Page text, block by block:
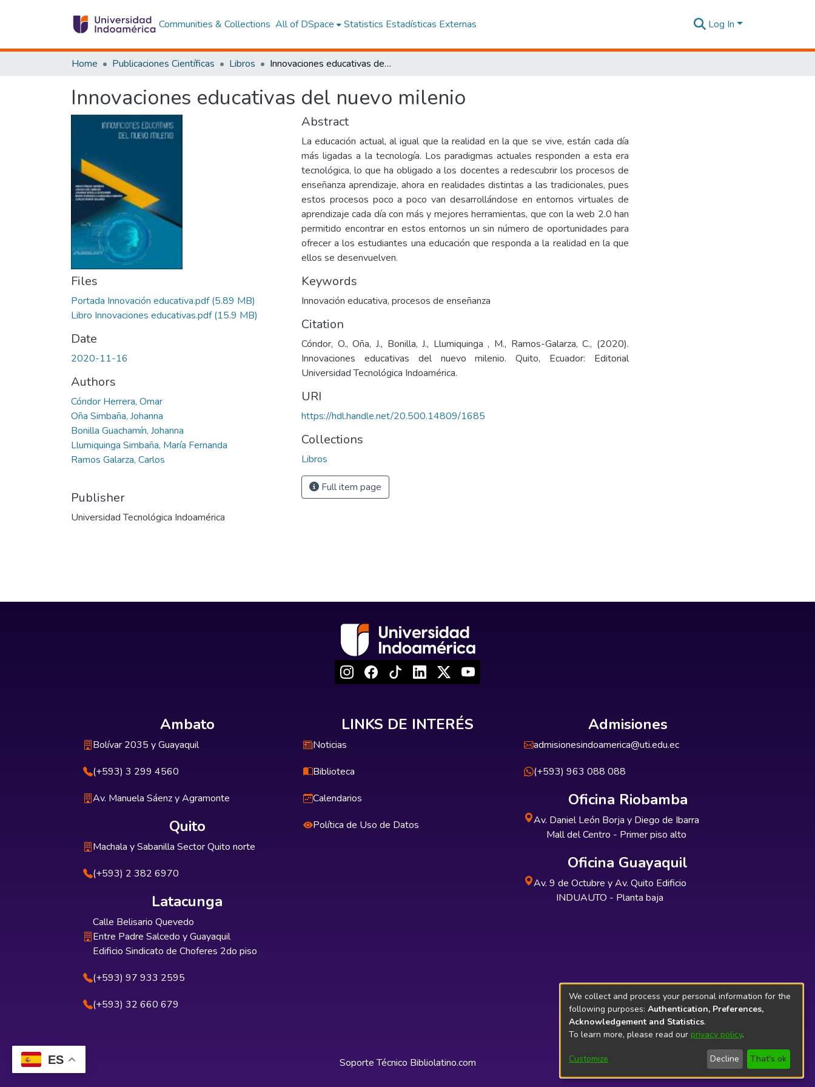
ES
Communities & Collections All of DSpace Statistics Estadísticas Externas Log In
Home Publicaciones Científicas Libros Innovaciones educativas del nuevo milenio
Innovaciones educativas del nuevo milenio
Files
Portada Innovación educativa.pdf(5.89 MB)
Libro Innovaciones educativas.pdf(15.9 MB)
Date
2020-11-16
Authors
Cóndor Herrera, Omar
Oña Simbaña, Johanna
Bonilla Guachamín, Johanna
Llumiquinga Simbaña, María Fernanda
Ramos Galarza, Carlos
Publisher
Universidad Tecnológica Indoamérica
Abstract
La educación actual, al igual que la realidad en la que se vive, están cada día
más ligadas a la tecnología. Los paradigmas actuales responden a esta era
tecnológica, lo que ha obligado a los docentes a redescubrir los procesos de
enseñanza aprendizaje, ahora en realidades distintas a las tradicionales, pues
estos procesos poco a poco van desarrollándose en entornos virtuales de
aprendizaje cada día con más y mejores herramientas, que con la web 2.0 han
permitido encontrar en estos entornos un sin número de oportunidades para
ofrecer a los estudiantes una educación que responda a la realidad en la que
ellos se desenvuelven.
Keywords
Innovación educativa, procesos de enseñanza
Citation
Cóndor, O., Oña, J., Bonilla, J., Llumiquinga , M., Ramos-Galarza, C., (2020).
Innovaciones educativas del nuevo milenio. Quito, Ecuador: Editorial
Universidad Tecnológica Indoamérica.
URI
https://hdl.handle.net/20.500.14809/1685
Collections
Libros
Full item page
Ambato
Bolívar 2035 y Guayaquil
(+593) 3 299 4560
Av. Manuela Sáenz y Agramonte
Quito
Machala y Sabanilla Sector Quito norte
(+593) 2 382 6970
Latacunga
Calle Belisario Quevedo
Entre Padre Salcedo y Guayaquil
Edificio Sindicato de Choferes 2do piso
(+593) 97 933 2595
(+593) 32 660 679
LINKS DE INTERÉS
Noticias
Biblioteca
Calendarios
Política de Uso de Datos
Admisiones
admisionesindoamerica@uti.edu.ec
(+593) 963 088 088
Oficina Riobamba
Av. Daniel León Borja y Diego de Ibarra
Mall del Centro - Primer piso alto
Oficina Guayaquil
Av. 9 de Octubre y Av. Quito Edificio
INDUAUTO - Planta baja
Soporte Técnico Bibliolatino.com
We collect and process your personal information for the
following purposes: Authentication, Preferences,
Acknowledgement and Statistics.
To learn more, please read our privacy policy.
Customize Decline That's ok